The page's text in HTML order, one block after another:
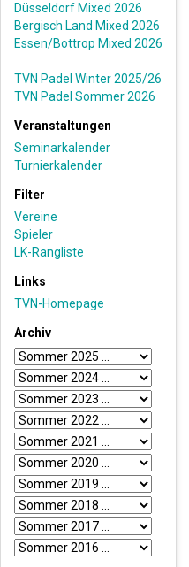
Düsseldorf Mixed 2026
Bergisch Land Mixed 2026
Essen/Bottrop Mixed 2026
TVN Padel Winter 2025/26
TVN Padel Sommer 2026
Veranstaltungen
Seminarkalender
Turnierkalender
Filter
Vereine
Spieler
LK-Rangliste
Links
TVN-Homepage
Archiv